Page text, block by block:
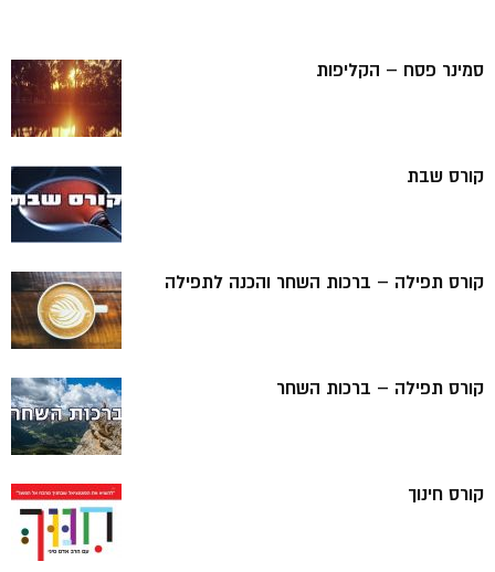
סמינר פסח – הקליפות
קורס שבת
קורס תפילה – ברכות השחר והכנה לתפילה
קורס תפילה – ברכות השחר
קורס חינוך